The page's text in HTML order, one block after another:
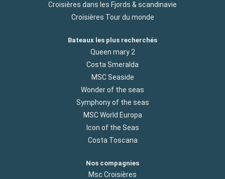
Croisières dans les Fjords & scandinavie
Croisières Tour du monde
Bateaux les plus recherchés
Queen mary 2
Costa Smeralda
MSC Seaside
Wonder of the seas
Symphony of the seas
MSC World Europa
Icon of the Seas
Costa Toscana
Nos compagnies
Msc Croisières